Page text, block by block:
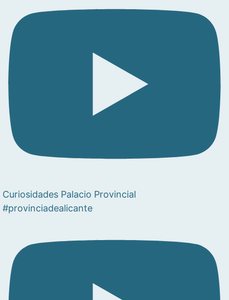
Curiosidades Palacio Provincial
#provinciadealicante